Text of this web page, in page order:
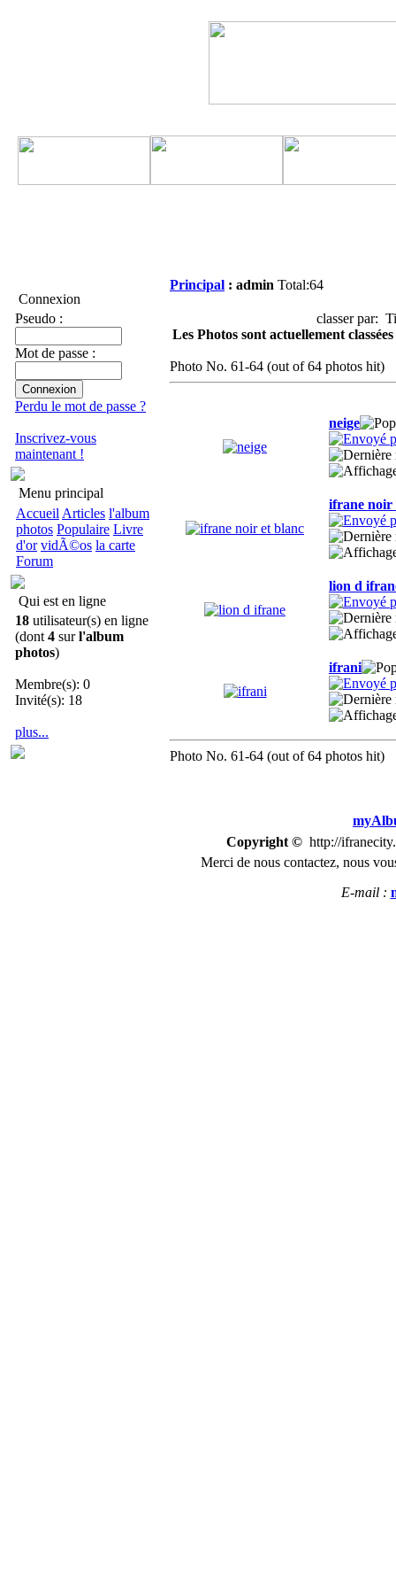
Connexion
Pseudo :
Mot de passe :
Perdu le mot de passe ?
Inscrivez-vous
maintenant !
Menu principal
Accueil Articles l'album
photos Populaire Livre
d'or vidÃ©os la carte
Forum
Qui est en ligne
18 utilisateur(s) en ligne
(dont 4 surl'album
photos)
Membre(s): 0
Invité(s): 18
plus...
Principal : admin Total:64
classer par:
Les Photos sont actuellement
Photo No. 61-64 (out of 64 photos hit)
neige
ifrane noir
lion d
ifrani
Photo No. 61-64 (out of 64 photos hit)
Copyright ©http://
Merci de nous contactez, nous
E-mail :